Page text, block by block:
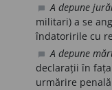
A depune
militari) a se
îndatoririle cu
A depune
declarații în
urmărire